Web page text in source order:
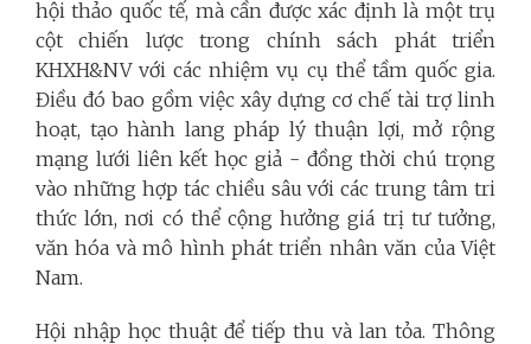
hội thảo quốc tế, mà cần được xác định là một trụ
cột chiến lược trong chính sách phát triển
KHXH&NV với các nhiệm vụ cụ thể tầm quốc gia.
Điều đó bao gồm việc xây dựng cơ chế tài trợ linh
hoạt, tạo hành lang pháp lý thuận lợi, mở rộng
mạng lưới liên kết học giả - đồng thời chú trọng
vào những hợp tác chiều sâu với các trung tâm tri
thức lớn, nơi có thể cộng hưởng giá trị tư tưởng,
văn hóa và mô hình phát triển nhân văn của Việt
Nam.
Hội nhập học thuật để tiếp thu và lan tỏa. Thông